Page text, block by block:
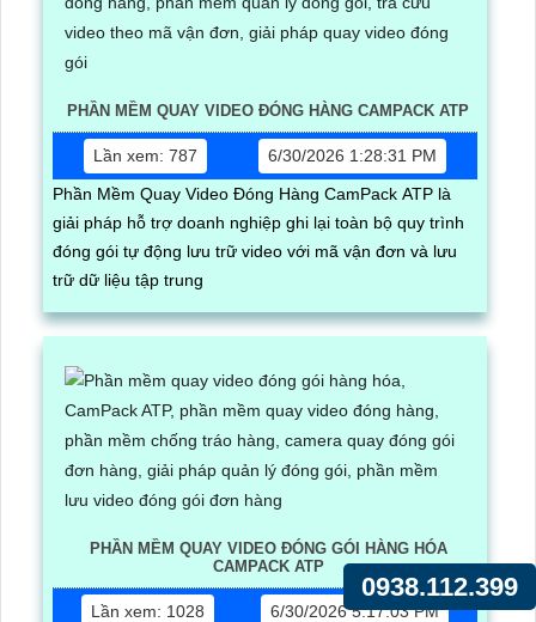
PHẦN MỀM QUAY VIDEO ĐÓNG HÀNG CAMPACK ATP
Lần xem: 787
6/30/2026 1:28:31 PM
Phần Mềm Quay Video Đóng Hàng CamPack ATP là
giải pháp hỗ trợ doanh nghiệp ghi lại toàn bộ quy trình
đóng gói tự động lưu trữ video với mã vận đơn và lưu
trữ dữ liệu tập trung
PHẦN MỀM QUAY VIDEO ĐÓNG GÓI HÀNG HÓA
CAMPACK ATP
Lần xem: 1028
6/30/2026 5:17:03 PM
0938.112.399